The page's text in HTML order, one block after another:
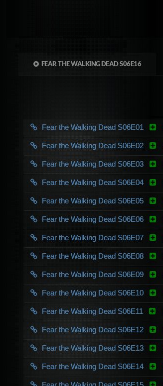
FEAR THE WALKING DEAD S06E16
Fear the Walking Dead S06E01
Fear the Walking Dead S06E02
Fear the Walking Dead S06E03
Fear the Walking Dead S06E04
Fear the Walking Dead S06E05
Fear the Walking Dead S06E06
Fear the Walking Dead S06E07
Fear the Walking Dead S06E08
Fear the Walking Dead S06E09
Fear the Walking Dead S06E10
Fear the Walking Dead S06E11
Fear the Walking Dead S06E12
Fear the Walking Dead S06E13
Fear the Walking Dead S06E14